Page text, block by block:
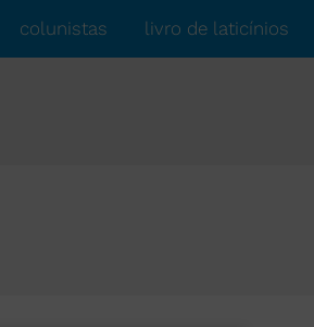
colunistas livro de laticínios